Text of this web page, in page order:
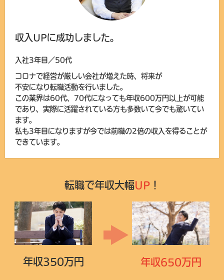
収入UPに成功しました。
入社3年目／50代
コロナで経営が厳しい会社が増えた時、将来が
不安になり転職活動を行いました。
この業界は60代、70代になっても年収600万円以上が可能
であり、実際に活躍されている方も多数いて今でも驚いてい
ます。
私も3年目になりますが今では前職の2倍の収入を得ることが
できています。
転職で年収大幅UP！
年収350万円 年収650万円